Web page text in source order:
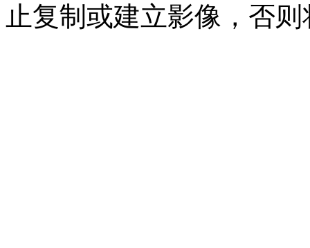
止复制或建立影像，否